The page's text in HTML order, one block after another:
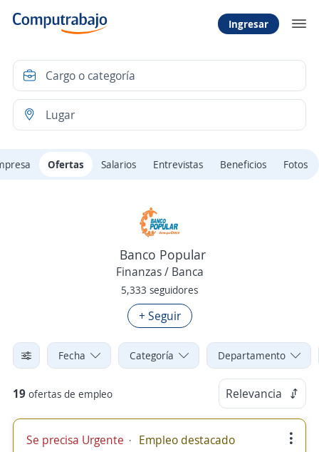
Ingresar
Ofertas Salarios Entrevistas Beneficios Fotos
Banco Popular
Finanzas / Banca
5,333 seguidores
+ Seguir
Fecha Categoría Departamento
19 ofertas de empleo Relevancia
Se precisa Urgente Empleo destacado